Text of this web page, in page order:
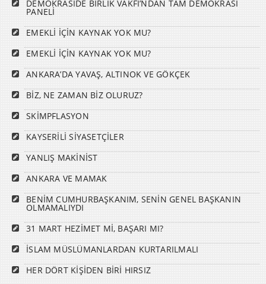
DEMOKRASİDE BİRLİK VAKFI’NDAN TAM DEMOKRASİ
PANELİ
EMEKLİ İÇİN KAYNAK YOK MU?
EMEKLİ İÇİN KAYNAK YOK MU?
ANKARA’DA YAVAŞ, ALTINOK VE GÖKÇEK
BİZ, NE ZAMAN BİZ OLURUZ?
SKİMPFLASYON
KAYSERİLİ SİYASETÇİLER
YANLIŞ MAKİNİST
ANKARA VE MAMAK
BENİM CUMHURBAŞKANIM, SENİN GENEL BAŞKANIN
OLMAMALIYDI
31 MART HEZİMET Mİ, BAŞARI MI?
İSLAM MÜSLÜMANLARDAN KURTARILMALI
HER DÖRT KİŞİDEN BİRİ HIRSIZ